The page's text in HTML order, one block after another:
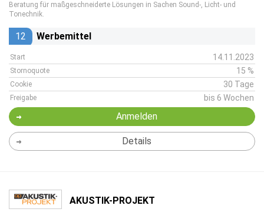
Beratung für maßgeschneiderte Lösungen in Sachen Sound-, Licht- und
Tonechnik.
12 Werbemittel
Start 14.11.2023
Stornoquote 15 %
Cookie 30 Tage
Freigabe bis 6 Wochen
Anmelden
Details
AKUSTIK-PROJEKT